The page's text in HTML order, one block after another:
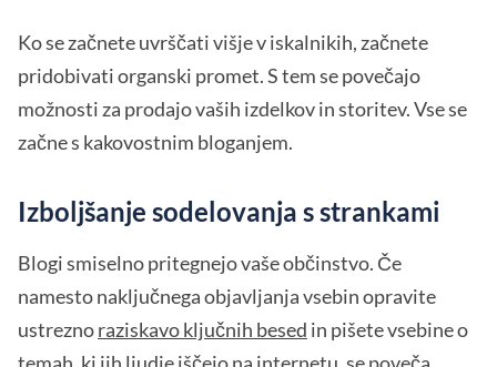
Ko se začnete uvrščati višje v iskalnikih, začnete
pridobivati organski promet. S tem se povečajo
možnosti za prodajo vaših izdelkov in storitev. Vse se
začne s kakovostnim bloganjem.
Izboljšanje sodelovanja s strankami
Blogi smiselno pritegnejo vaše občinstvo. Če
namesto naključnega objavljanja vsebin opravite
ustreznoraziskavo ključnih besed in pišete vsebine o